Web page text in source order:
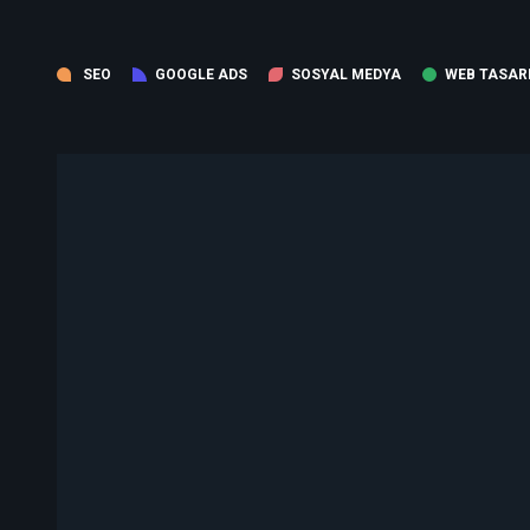
SEO GOOGLE ADS SOSYAL MEDYA WEB